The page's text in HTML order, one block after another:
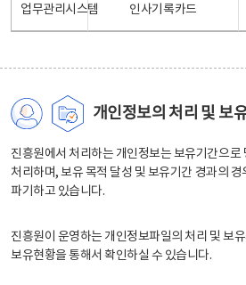
업무관리시스템 인사기록카드
개인정보의 처리 및 보
진흥원에서 처리하는 개인정보는 보유기간으로
처리하며, 보유 목적 달성 및 보유기간 경과의
파기하고 있습니다.
진흥원이 운영하는 개인정보파일의 처리 및 보
보유현황을 통해서 확인하실 수 있습니다.